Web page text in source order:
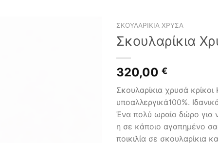
ΣΚΟΥΛΑΡΊΚΙΑ ΧΡΥΣΆ
Σκουλαρίκια
320,00 €
Σκουλαρίκια χρυσά
υποαλλεργικά100%.
Ένα πολύ ωραίο δώρο για
η σε κάποιο αγαπημένο
ποικιλία σε σκουλαρίκια